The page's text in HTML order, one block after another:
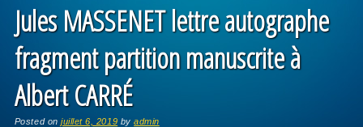
Jules MASSENET lettre autographe
fragment partition manuscrite à
Albert CARRÉ
Posted onjuillet 6, 2019 byadmin